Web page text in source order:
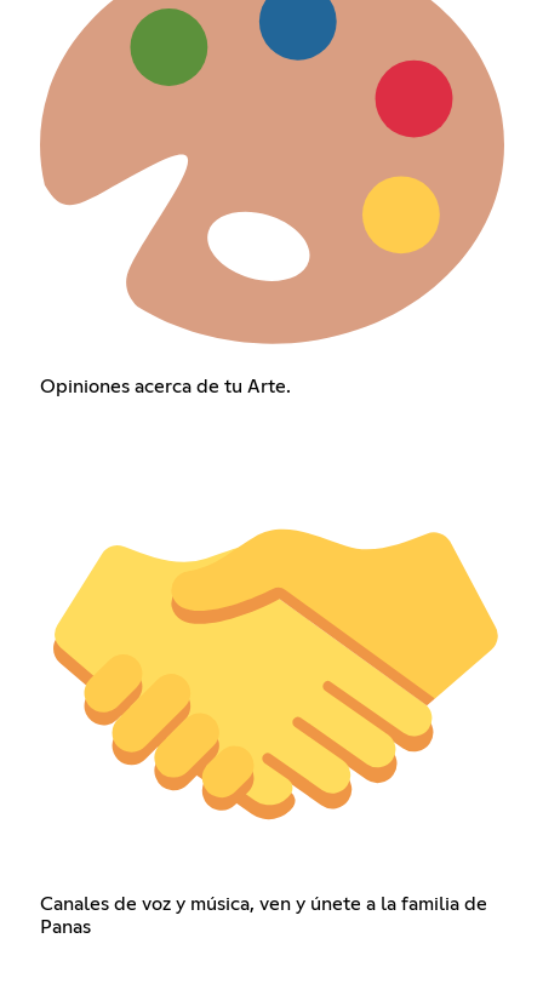
Opiniones acerca de tu Arte.
Canales de voz y música, ven y únete a la familia de
Panas